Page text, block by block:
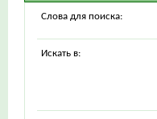
Слова для поиска:
Искать в: